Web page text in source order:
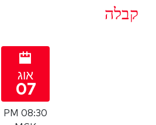
קבלה
אוג
07
08:30 PM